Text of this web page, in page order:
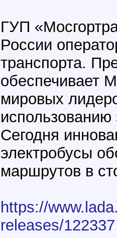
ГУП
России
транспорта.
обеспечивает
мировых
использованию
Сегодня
электробусы
маршрутов в
https://
releases/122337